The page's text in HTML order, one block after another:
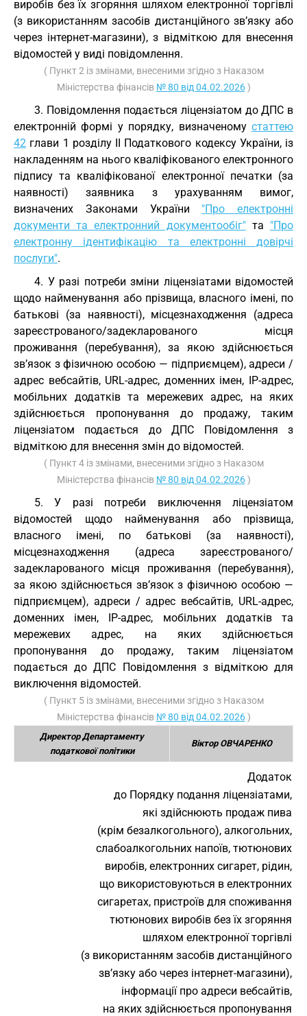
виробів без їх згоряння шляхом електронної торгівлі
(з використанням засобів дистанційного зв’язку або
через інтернет-магазини), з відміткою для внесення
відомостей у виді повідомлення.
( Пункт 2 із змінами, внесеними згідно з Наказом
Міністерства фінансів № 80 від 04.02.2026)
3. Повідомлення подається ліцензіатом до ДПС в
електронній формі у порядку, визначеному статтею
42 глави 1 розділу II Податкового кодексу України, із
накладенням на нього кваліфікованого електронного
підпису та кваліфікованої електронної печатки (за
наявності) заявника з урахуванням вимог,
визначених Законами України "Про електронні
документи та електронний документообіг"та "Про
електронну ідентифікацію та електронні довірчі
послуги".
4. У разі потреби зміни ліцензіатами відомостей
щодо найменування або прізвища, власного імені, по
батькові (за наявності), місцезнаходження (адреса
зареєстрованого/задекларованого місця
проживання (перебування), за якою здійснюється
зв’язок з фізичною особою — підприємцем), адреси /
адрес вебсайтів, URL-адрес, доменних імен, IP-адрес,
мобільних додатків та мережевих адрес, на яких
здійснюється пропонування до продажу, таким
ліцензіатом подається до ДПС Повідомлення з
відміткою для внесення змін до відомостей.
( Пункт 4 із змінами, внесеними згідно з Наказом
Міністерства фінансів № 80 від 04.02.2026)
5. У разі потреби виключення ліцензіатом
відомостей щодо найменування або прізвища,
власного імені, по батькові (за наявності),
місцезнаходження (адреса зареєстрованого/
задекларованого місця проживання (перебування),
за якою здійснюється зв’язок з фізичною особою —
підприємцем), адреси / адрес вебсайтів, URL-адрес,
доменних імен, IP-адрес, мобільних додатків та
мережевих адрес, на яких здійснюється
пропонування до продажу, таким ліцензіатом
подається до ДПС Повідомлення з відміткою для
виключення відомостей.
( Пункт 5 із змінами, внесеними згідно з Наказом
Міністерства фінансів № 80 від 04.02.2026)
Директор Департаменту
податкової політики
Віктор ОВЧАРЕНКО
Додаток
до Порядку подання ліцензіатами,
які здійснюють продаж пива
(крім безалкогольного), алкогольних,
слабоалкогольних напоїв, тютюнових
виробів, електронних сигарет, рідин,
що використовуються в електронних
сигаретах, пристроїв для споживання
тютюнових виробів без їх згоряння
шляхом електронної торгівлі
(з використанням засобів дистанційного
зв’язку або через інтернет-магазини),
інформації про адреси вебсайтів,
на яких здійснюється пропонування